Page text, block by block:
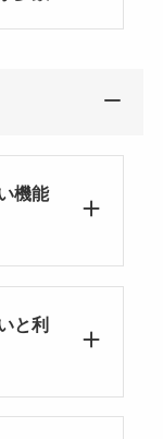
機能
と利